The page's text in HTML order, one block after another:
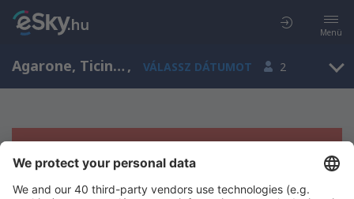
Menü
Agarone, Ticino, Svájc , VÁLASSZ DÁTUMOT 2
Sajnos semmilyen eredménnyel nem